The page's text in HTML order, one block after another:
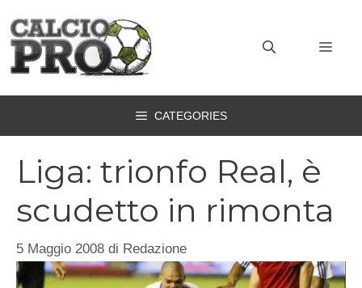
contenuto
CATEGORIES
Liga: trionfo Real, è
scudetto in rimonta
5 Maggio 2008 di Redazione